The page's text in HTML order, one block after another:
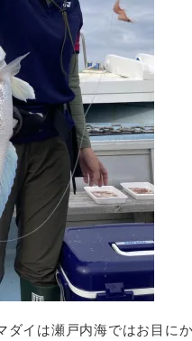
イは瀬戸内海ではお目に